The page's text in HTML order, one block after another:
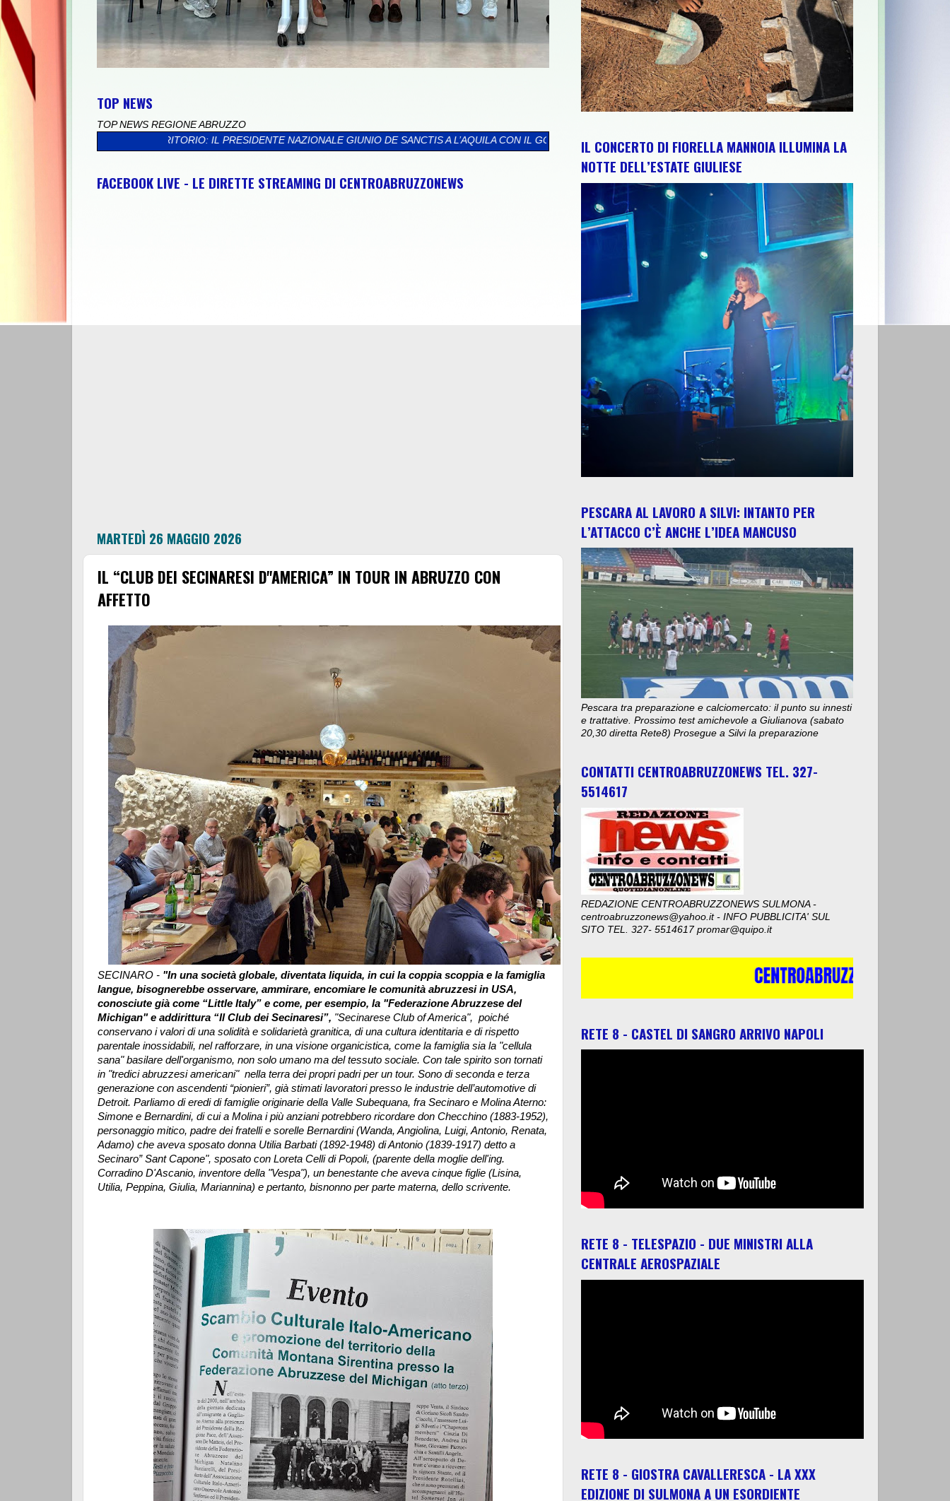
TOP NEWS
TOP NEWS REGIONE ABRUZZO
TERRITORIO: IL PRESIDENTE NAZIONALE GIUNIO DE SANCTIS A L’AQUILA CON IL GOVERNATORE MARSILIO E IL PRESIDENTE DEL CIP ABRUZZO SCIULLI >> NOTE SOTTO LE STELLE: MUSICA,
FACEBOOK LIVE - LE DIRETTE STREAMING DI CENTROABRUZZONEWS
MARTEDÌ 26 MAGGIO 2026
IL “CLUB DEI SECINARESI D''AMERICA” IN TOUR IN ABRUZZO CON
AFFETTO
SECINARO - "In una società globale, diventata liquida, in cui la coppia scoppia e la famiglia
langue, bisognerebbe osservare, ammirare, encomiare le comunità abruzzesi in USA,
conosciute già come “Little Italy” e come, per esempio, la "Federazione Abruzzese del
Michigan" e addirittura “Il Club dei Secinaresi”, "Secinarese Club of America", poiché
conservano i valori di una solidità e solidarietà granitica, di una cultura identitaria e di rispetto
parentale inossidabili, nel rafforzare, in una visione organicistica, come la famiglia sia la "cellula
sana" basilare dell'organismo, non solo umano ma del tessuto sociale. Con tale spirito son tornati
in "tredici abruzzesi americani" nella terra dei propri padri per un tour. Sono di seconda e terza
generazione con ascendenti “pionieri”, già stimati lavoratori presso le industrie dell’automotive di
Detroit. Parliamo di eredi di famiglie originarie della Valle Subequana, fra Secinaro e Molina Aterno:
Simone e Bernardini, di cui a Molina i più anziani potrebbero ricordare don Checchino (1883-1952),
personaggio mitico, padre dei fratelli e sorelle Bernardini (Wanda, Angiolina, Luigi, Antonio, Renata,
Adamo) che aveva sposato donna Utilia Barbati (1892-1948) di Antonio (1839-1917) detto a
Secinaro” Sant Capone", sposato con Loreta Celli di Popoli, (parente della moglie dell'ing.
Corradino D'Ascanio, inventore della "Vespa"), un benestante che aveva cinque figlie (Lisina,
Utilia, Peppina, Giulia, Mariannina) e pertanto, bisnonno per parte materna, dello scrivente.
IL CONCERTO DI FIORELLA MANNOIA ILLUMINA LA
NOTTE DELL’ESTATE GIULIESE
PESCARA AL LAVORO A SILVI: INTANTO PER
L’ATTACCO C’È ANCHE L’IDEA MANCUSO
Pescara tra preparazione e calciomercato: il punto su innesti
e trattative. Prossimo test amichevole a Giulianova (sabato
20,30 diretta Rete8) Prosegue a Silvi la preparazione
CONTATTI CENTROABRUZZONEWS TEL. 327-
5514617
REDAZIONE CENTROABRUZZONEWS SULMONA -
centroabruzzonews@yahoo.it - INFO PUBBLICITA' SUL
SITO TEL. 327- 5514617 promar@quipo.it
RETE 8 - CASTEL DI SANGRO ARRIVO NAPOLI
RETE 8 - TELESPAZIO - DUE MINISTRI ALLA
CENTRALE AEROSPAZIALE
RETE 8 - GIOSTRA CAVALLERESCA - LA XXX
EDIZIONE DI SULMONA A UN ESORDIENTE